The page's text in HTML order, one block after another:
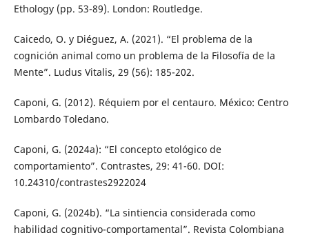
Ethology (pp. 53-89). London: Routledge.
Caicedo, O. y Diéguez, A. (2021). “El problema de la
cognición animal como un problema de la Filosofía de la
Mente”. Ludus Vitalis, 29 (56): 185-202.
Caponi, G. (2012). Réquiem por el centauro. México: Centro
Lombardo Toledano.
Caponi, G. (2024a): “El concepto etológico de
comportamiento”. Contrastes, 29: 41-60. DOI:
10.24310/contrastes2922024
Caponi, G. (2024b). “La sintiencia considerada como
habilidad cognitivo-comportamental”. Revista Colombiana